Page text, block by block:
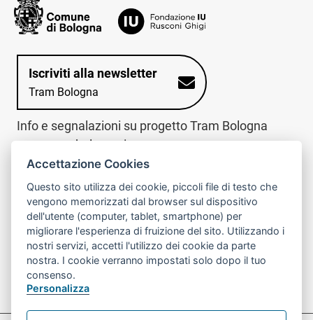
Iscriviti alla newsletter
Tram Bologna
Info e segnalazioni su progetto Tram Bologna
www.trambologna.it
trova infopoint sulla mappa interattiva
Trova l'infopoint
più vicino
telefona al call center
Chiama il call
center
800078611
Contatto cantiere per emergenze nei giorni festivi
o nelle ore notturne:366 65 36 063
Accettazione Cookies
Questo sito utilizza dei cookie, piccoli file di testo che
vengono memorizzati dal browser sul dispositivo
dell'utente (computer, tablet, smartphone) per
migliorare l'esperienza di fruizione del sito. Utilizzando i
nostri servizi, accetti l'utilizzo dei cookie da parte
nostra. I cookie verranno impostati solo dopo il tuo
consenso.
Personalizza